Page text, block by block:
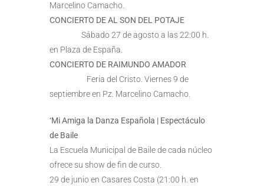
Marcelino Camacho.
CONCIERTO DE AL SON DEL POTAJE
Sábado 27 de agosto a las 22:00 h.
en Plaza de España.
CONCIERTO DE RAIMUNDO AMADOR
Feria del Cristo. Viernes 9 de
septiembre en Pz. Marcelino Camacho.
‘Mi Amiga la Danza Española | Espectáculo
de Baile
La Escuela Municipal de Baile de cada núcleo
ofrece su show de fin de curso.
29 de junio en Casares Costa (21:00 h. en